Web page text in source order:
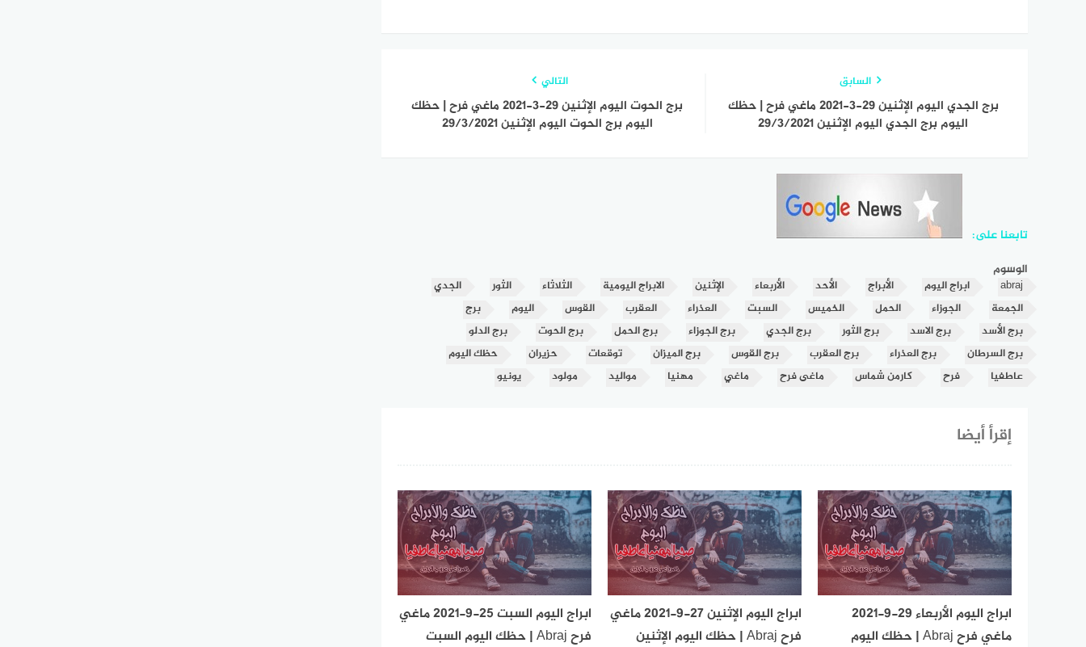
السابق
برج الجدي اليوم الإثنين 29-3-2021 ماغي فرح | حظك
اليوم برج الجدي اليوم الإثنين 29/3/2021
التالي
برج الحوت اليوم الإثنين 29-3-2021 ماغي فرح | حظك
اليوم برج الحوت اليوم الإثنين 29/3/2021
تابعنا على:
الوسوم
abraj ابراج اليوم الأبراج الأحد الأربعاء الإثنين الابراج اليومية الثلاثاء الثور
الجدي
الجمعة
الجوزاء الحمل الخميس السبت العذراء العقرب القوس اليوم
برج
برج الأسد
برج الاسد برج الثور برج الجدي برج الجوزاء برج الحمل برج الحوت
برج الدلو
برج السرطان
برج العذراء برج العقرب برج القوس برج الميزان توقعات حزيران
حظك اليوم
عاطفيا
فرح كارمن شماس ماغى فرح ماغي مهنيا مواليد مولود يونيو
إقرأ أيضا
ابراج اليوم الأربعاء 29-9-2021
ماغي فرح Abraj | حظك اليوم
ابراج اليوم الإثنين 27-9-2021 ماغي
فرح Abraj | حظك اليوم الإثنين
ابراج اليوم السبت 25-9-2021 ماغي
فرح Abraj | حظك اليوم السبت